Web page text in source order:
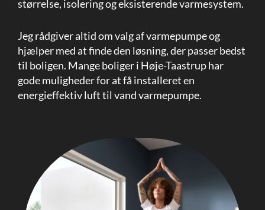
størrelse, isolering og eksisterende varmesystem.
Jeg rådgiver altid om valg af varmepumpe og
hjælper med at finde den løsning, der passer bedst
til boligen. Mange boliger i Høje-Taastrup har
gode muligheder for at få installeret en
energieffektiv luft til vand varmepumpe.